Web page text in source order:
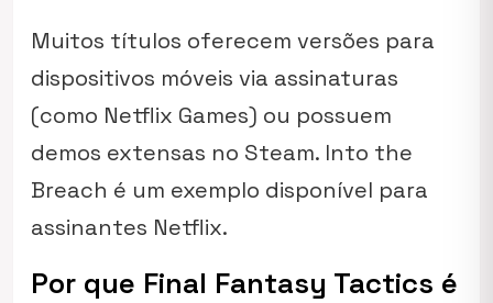
Muitos títulos oferecem versões para
dispositivos móveis via assinaturas
(como Netflix Games) ou possuem
demos extensas no Steam. Into the
Breach é um exemplo disponível para
assinantes Netflix.
Por que Final Fantasy Tactics é